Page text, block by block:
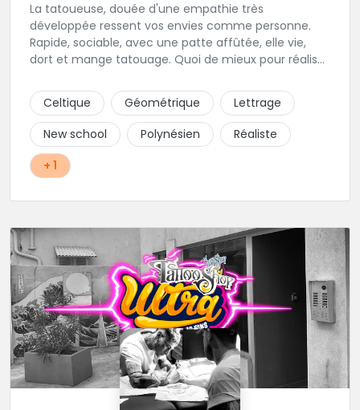
La tatoueuse, douée d'une empathie très
développée ressent vos envies comme personne.
Rapide, sociable, avec une patte affûtée, elle vie,
dort et mange tatouage. Quoi de mieux pour réaliser
Celtique
Géométrique
Lettrage
New school
Polynésien
Réaliste
+ 1